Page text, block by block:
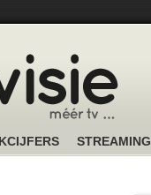
STREAMING